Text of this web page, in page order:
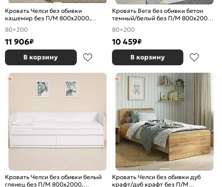
Кровать Челси без обивки
кашемир без П/М 800x2000,
изголовье жесткое
80×200
11 906₽
В корзину
Кровать Вега без обивки бетон
темный/белый без П/М 800x2000,
изголовье жесткое
80×200
10 459₽
В корзину
Кровать Челси без обивки белый
глянец без П/М 800x2000,
Кровать Челси без обивки дуб
крафт/дуб крафт без П/М